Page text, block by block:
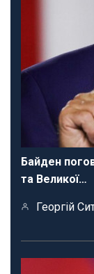
Байден
та Великої…
Георгій